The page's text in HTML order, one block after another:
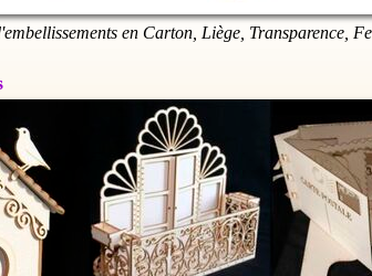
en Carton, Liège, Transparence,